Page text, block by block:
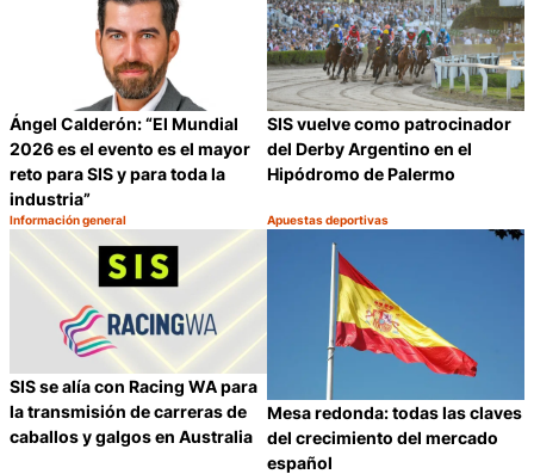
Ángel Calderón: “El Mundial
2026 es el evento es el mayor
reto para SIS y para toda la
industria”
Categoría:
Información general
Compartir
SIS vuelve como patrocinador
del Derby Argentino en el
Hipódromo de Palermo
Categoría:
Apuestas deportivas
SIS se alía con Racing WA para
la transmisión de carreras de
caballos y galgos en Australia
Mesa redonda: todas las claves
del crecimiento del mercado
español